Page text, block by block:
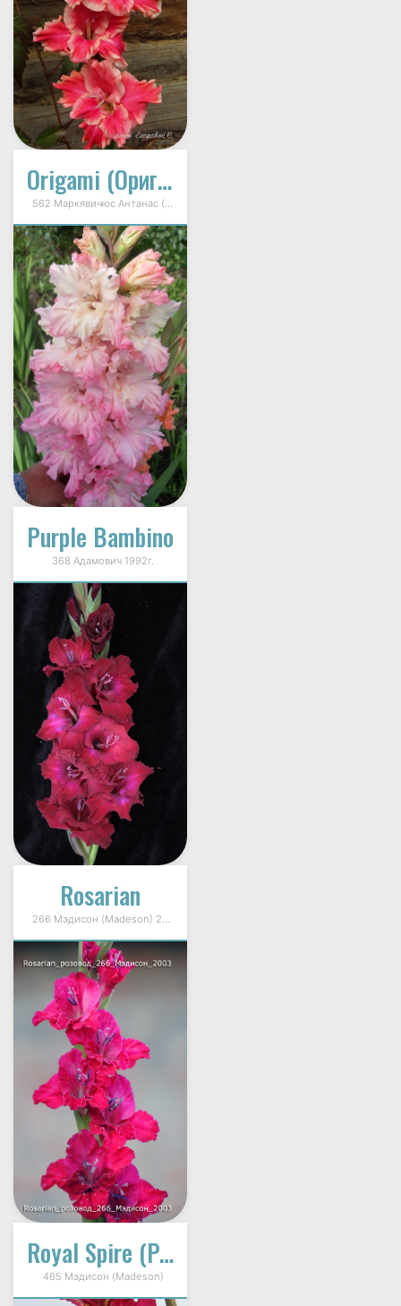
Origami (Оригами)
562 Маркявичюс Антанас (Markevičius) 2013г.
Purple Bambino
368 Адамович 1992г.
Rosarian
Royal Spire (Ройал Спаир)
465 Мэдисон (Madeson)